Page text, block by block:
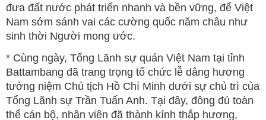
đưa đất nước phát triển nhanh và bền vững, để Việt
Nam sớm sánh vai các cường quốc năm châu như
sinh thời Người mong ước.
* Cùng ngày, Tổng Lãnh sự quán Việt Nam tại tỉnh
Battambang đã trang trọng tổ chức lễ dâng hương
tưởng niệm Chủ tịch Hồ Chí Minh dưới sự chủ trì của
Tổng Lãnh sự Trần Tuấn Anh. Tại đây, đông đủ toàn
thể cán bộ, nhân viên đã thành kính thắp hương,